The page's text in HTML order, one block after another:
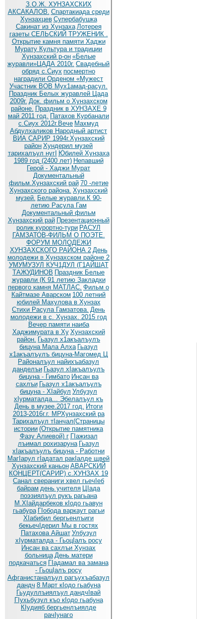
З.О.Ж. ХУНЗАХСКИХ
АКСАКАЛОВ. Спартакиада среди
Хунзахцев Супербабушка
Сакинат из Хунзаха Лотерея
газеты СЕЛЬСКИЙ ТРУЖЕНИК .
Открытие камня памяти Хаджи
Мурату Культура и традиции
Хунзахский р-он «Белые
журавли»ЦАДА 2010г. Cвадебный
обряд c.Сиух посмертно
наградили Орденом «Мужест
Участник ВОВ Мух1амад-расул.
Праздник Белых журавлей Цада
2009г. Док. фильм о Хунзахском
районе. Праздник в ХУНЗАХЕ 9
май 2011 год. Патахов Курбанали
с.Сиух 2012г.Вече Махмуд
Абдулхаликов Народный артист
ВИА САРИР 1994г.Хунзахский
район Хундерил музей
тарихалъул нугI Юбилей Хунзаха
1989 год (2400 лет) Непавший
Герой - Хаджи Мурат
Документальный
фильм.Хунзахский рай 70 -летие
Хунзахского района. Хунзахский
музей. Белые журавли.К 90-
летию Расула Гам
Документальный фильм
Хунзахский рай Презентационный
ролик курортно-тури РАСУЛ
ГАМЗАТОВ-ФИЛЬМ О ПОЭТЕ.
ФОРУМ МОЛОДЕЖИ
ХУНЗАХСКОГО РАЙОНА 2 День
молодежи в Хунзахском районе 2
УМУМУЗУЛ КУЧ1ДУЛ (Г1АЙШАТ
ТАЖУДИНОВ Праздник Белые
журавли (К 91 летию Закладки
первого камня МАТЛАС. Фильм о
Кайтмазе Аварском 100 летний
юбилей Махулова в Хунзах
Стихи Расула Гамзатова. День
молодежи в с. Хунзах. 2015 год
Вечер памяти наиба
Хаджимурата в Ху Хунзахский
район. Гьазул х1акъалъулъ
бицуна Мала Алха Гьазул
х1акъалъулъ бицуна-Магомед Ц
Районалъул найихъабазул
данделъи Гьазул хIакъалъулъ
бицуна - Гимбато Инсан ва
сахлъи Гьазул х1акъалъулъ
бицуна - ХIайбул Улбузул
хIурматалда... Эбелалъул къ
День в музее.2017 год. Итоги
2013-2016г.г. МРХунзахский ра
Тарихалъул тIанчал(Страницы
истории (Открытие памятника
Фазу Алиевой) г ГIажизал
лъимал рохизаруна Гьазул
хIакъалъулъ бицуна - Работни
МагIарул гIадатал ракIалде щвей
Хунзахский каньон АВАРСКИЙ
КОНЦЕРТ(САРИР) с.ХУНЗАХ 19
Санал свераниги хвел гьечIеб
байрам день учителя ЦIада
поэзиялъул рукъ рагьана
М.ХIайдарбеков кIодо гьавун
гьабура ГIобода варкаут рагьи
ХIабибил бергьенлъиги
бекьечIдерил Мы в гостях
Патахова Айшат Улбузул
хIурматалда - ГьоцIалъ росу
Инсан ва сахлъи Хунзах
больница День матери
подкачаться ГIадамал ва замана
- ГьоцIалъ росу
Афганистаналъул рагъухъабазул
дандч 8 Март кIодо гьабуна
Гьудуллъиялъул дандчIвай
ГIухьбузул къо кIодо гьабуна
КIудияб бергьенлъиялде
рачIунаго